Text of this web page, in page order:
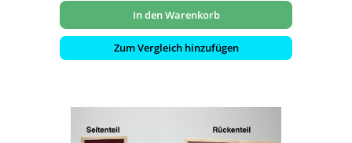
In den Warenkorb
Zum Vergleich hinzufügen